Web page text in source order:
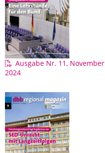
Ausgabe Nr. 11, November
2024